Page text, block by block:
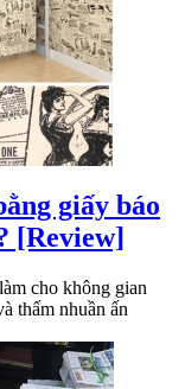
giấy báo
[Review]
cho không gian
thấm nhuần ấn